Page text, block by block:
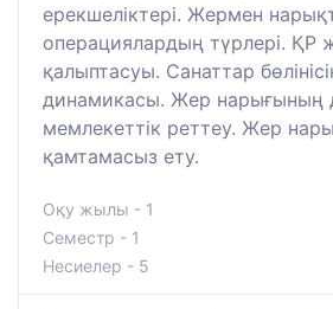
ерекшеліктері. Жермен
операциялардың түрлері. ҚР
қалыптасуы. Санаттар
динамикасы. Жер нарығының
мемлекеттік реттеу. Жер
қамтамасыз ету.
Оқу жылы - 1
Семестр - 1
Несиелер - 5